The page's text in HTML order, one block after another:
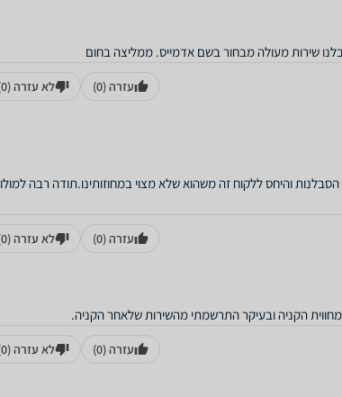
שירות מעולה מבחור בשם אדמייס. ממליצה בחום
עזרה(0) לא עזרה(0)
והיחס ללקוח זה משהוא שלא מצוי במחוזותינו.תודה רבה למולו
עזרה(0) לא עזרה(0)
מחווית הקניה ובעיקר התרשמתי מהשירות שלאחר הקניה.
עזרה(0) לא עזרה(0)